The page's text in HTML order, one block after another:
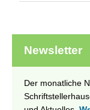
Newsletter
Der monatliche